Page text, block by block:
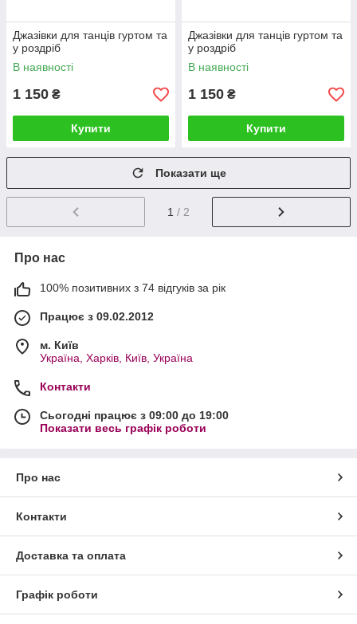
Джазівки для танців гуртом та
у роздріб
В наявності
1 150 ₴
Купити
Джазівки для танців гуртом та
у роздріб
В наявності
1 150 ₴
Купити
Показати ще
1 / 2
Про нас
100% позитивних з 74 відгуків за рік
Працює з 09.02.2012
м. Київ
Україна, Харків, Київ, Україна
Контакти
Сьогодні працює з 09:00 до 19:00
Показати весь графік роботи
Про нас
Контакти
Доставка та оплата
Графік роботи